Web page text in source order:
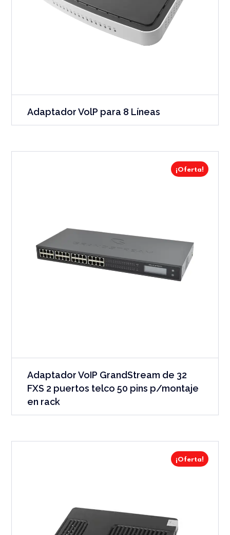
Adaptador VolP para 8 Líneas
¡Oferta!
Adaptador VoIP GrandStream de 32
FXS 2 puertos telco 50 pins p/montaje
en rack
¡Oferta!